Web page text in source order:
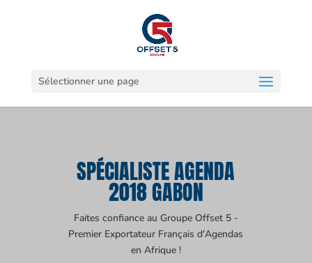
Sélectionner une page
SPÉCIALISTE AGENDA
2018 GABON
Faites confiance au Groupe Offset 5 -
Premier Exportateur Français d'Agendas
en Afrique !